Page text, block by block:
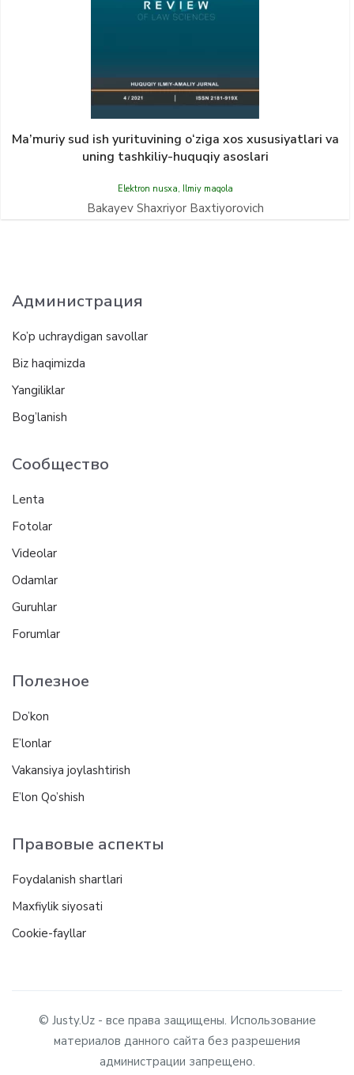
Ma’muriy sud ish yurituvining о‘ziga xos xususiyatlari va
uning tashkiliy-huquqiy asoslari
Elektron nusxa, Ilmiy maqola
Bakayev Shaxriyor Baxtiyorovich
Администрация
Ko’p uchraydigan savollar
Biz haqimizda
Yangiliklar
Bog’lanish
Сообщество
Lenta
Fotolar
Videolar
Odamlar
Guruhlar
Forumlar
Полезное
Do’kon
E’lonlar
Vakansiya joylashtirish
E’lon Qo’shish
Правовые аспекты
Foydalanish shartlari
Maxfiylik siyosati
Cookie-fayllar
© Justy.Uz - все права защищены. Использование
материалов данного сайта без разрешения
администрации запрещено.